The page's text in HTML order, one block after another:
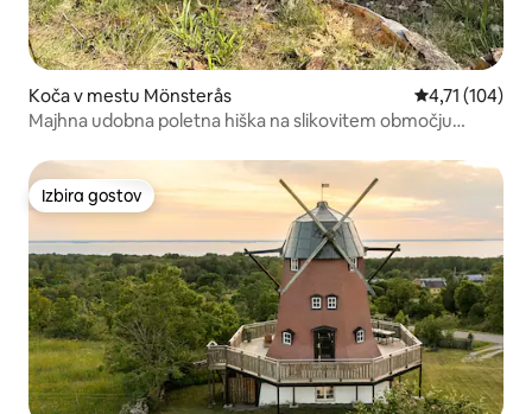
Koča v mestu Mönsterås Povprečna
4,71 (104)
Majhna udobna poletna hiška na slikovitem območju
Izbira gostov
Izbira gostov